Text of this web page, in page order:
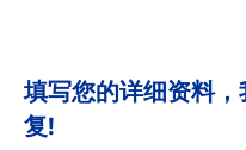
填写您的详细资料
复!